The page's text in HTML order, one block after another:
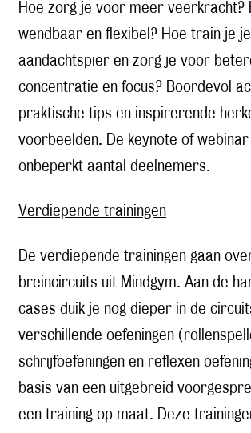
Hoe zorg je voor meer veerkracht?
wendbaar en flexibel? Hoe train je je
aandachtspier en zorg je voor
concentratie en focus? Boordevol
praktische tips en inspirerende
voorbeelden. De keynote of
onbeperkt aantal deelnemers.
Verdiepende trainingen
De verdiepende trainingen gaan
breincircuits uit Mindgym. Aan de
cases duik je nog dieper in de
verschillende oefeningen
schrijfoefeningen en reflexen
basis van een uitgebreid
een training op maat. Deze